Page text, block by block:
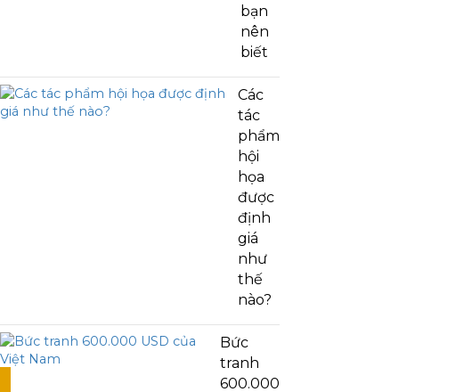
bạn
nên
biết
Các
tác
phẩm
hội
họa
được
định
giá
như
thế
nào?
Bức
tranh
600.000